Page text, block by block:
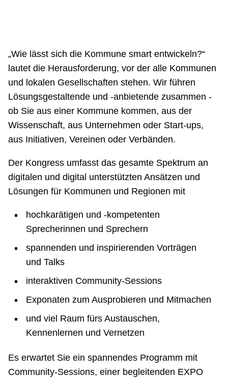
„Wie lässt sich die Kommune smart entwickeln?“
lautet die Herausforderung, vor der alle Kommunen
und lokalen Gesellschaften stehen. Wir führen
Lösungsgestaltende und -anbietende zusammen -
ob Sie aus einer Kommune kommen, aus der
Wissenschaft, aus Unternehmen oder Start-ups,
aus Initiativen, Vereinen oder Verbänden.
Der Kongress umfasst das gesamte Spektrum an
digitalen und digital unterstützten Ansätzen und
Lösungen für Kommunen und Regionen mit
hochkarätigen und -kompetenten
Sprecherinnen und Sprechern
spannenden und inspirierenden Vorträgen
und Talks
interaktiven Community-Sessions
Exponaten zum Ausprobieren und Mitmachen
und viel Raum fürs Austauschen,
Kennenlernen und Vernetzen
Es erwartet Sie ein spannendes Programm mit
Community-Sessions, einer begleitenden EXPO